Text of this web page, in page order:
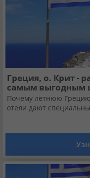
Греция, о. Крит -
самым выгодным
Почему летнюю
отели дают